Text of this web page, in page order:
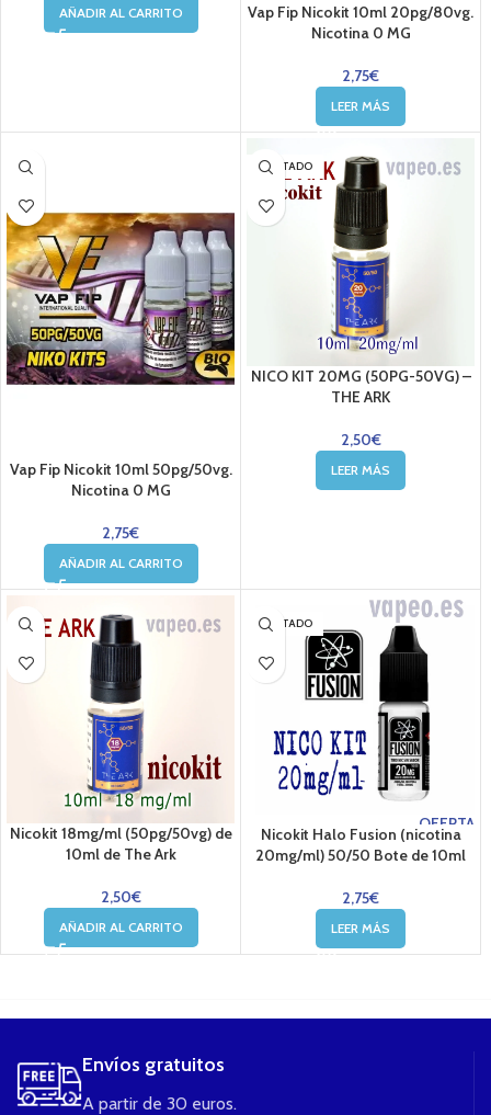
AÑADIR AL CARRITO
Vap Fip Nicokit 10ml 20pg/80vg.
Nicotina 0 MG
2,75€
LEER MÁS
Vap Fip Nicokit 10ml 50pg/50vg.
Nicotina 0 MG
2,75€
AÑADIR AL CARRITO
AGOTADO
NICO KIT 20MG (50PG-50VG) –
THE ARK
2,50€
LEER MÁS
Nicokit 18mg/ml (50pg/50vg) de
10ml de The Ark
2,50€
AÑADIR AL CARRITO
AGOTADO
OFERTA
Nicokit Halo Fusion (nicotina
20mg/ml) 50/50 Bote de 10ml
2,75€
LEER MÁS
Envíos gratuitos
A partir de 30 euros.